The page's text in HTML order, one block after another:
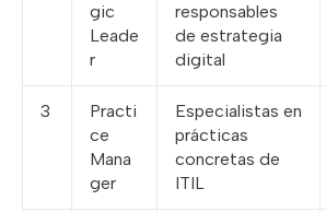
gic
Leade
r
responsables
de estrategia
digital
3
Practi
ce
Mana
ger
Especialistas en
prácticas
concretas de
ITIL